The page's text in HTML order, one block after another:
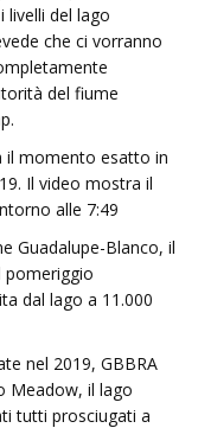
livelli del lago
che ci vorranno
del fiume
il momento esatto in
Il video mostra il
alle 7:49
Guadalupe-Blanco, il
pomeriggio
dal lago a 11.000
nel 2019, GBBRA
Meadow, il lago
tutti prosciugati a